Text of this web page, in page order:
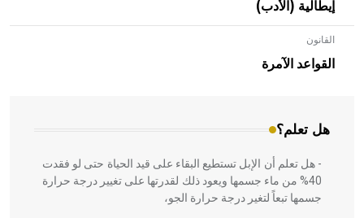
إيطالية (الأدب)
القانون
القواعد الآمرة
هل تعلم؟
- هل تعلم أن الإبل تستطيع البقاء على قيد الحياة حتى لو فقدت
40% من ماء جسمها ويعود ذلك لقدرتها على تغيير درجة حرارة
- هل تعلم أن أبقراط كتب في الطب أربعة مؤلفات هي:
الحكم، الأدلة، تنظيم التغذية، ورسالته في جروح الرأس. ويعود
له الفضل بأنه حرر الطب من الدين والفلسفة.